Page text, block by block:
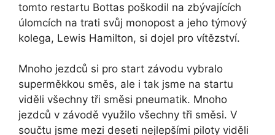
tomto restartu Bottas poškodil na zbývajících
úlomcích na trati svůj monopost a jeho týmový
kolega, Lewis Hamilton, si dojel pro vítězství.
Mnoho jezdců si pro start závodu vybralo
superměkkou směs, ale i tak jsme na startu
viděli všechny tři směsi pneumatik. Mnoho
jezdců v závodě využilo všechny tři směsi. V
součtu jsme mezi deseti nejlepšími piloty viděli